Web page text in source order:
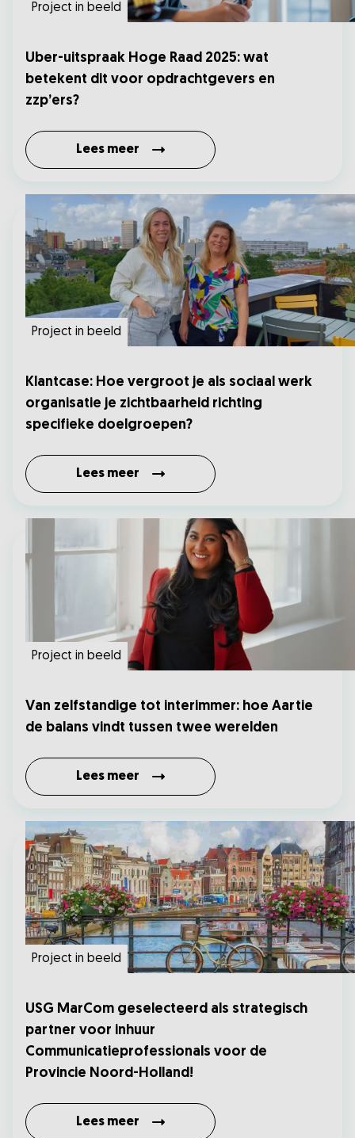
Project in beeld
Uber-uitspraak Hoge Raad 2025: wat
betekent dit voor opdrachtgevers en
zzp’ers?
Lees meer
Project in beeld
Klantcase: Hoe vergroot je als sociaal werk
organisatie je zichtbaarheid richting
specifieke doelgroepen?
Lees meer
Project in beeld
Van zelfstandige tot interimmer: hoe Aartie
de balans vindt tussen twee werelden
Lees meer
Project in beeld
USG MarCom geselecteerd als strategisch
partner voor inhuur
Communicatieprofessionals voor de
Provincie Noord-Holland!
Lees meer